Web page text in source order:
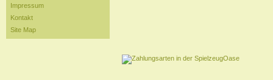
Impressum
Kontakt
Site Map